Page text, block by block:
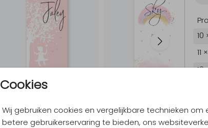
Cookies
Wij gebruiken cookies en vergelijkbare technieken om
betere gebruikerservaring te bieden, ons
10
11
12